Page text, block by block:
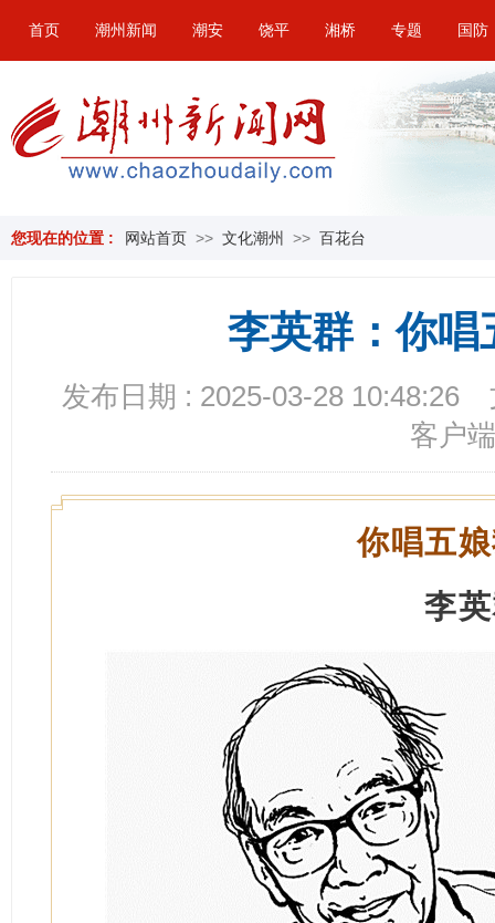
首页 潮州新闻 潮安 饶平 湘桥 专题 国防
您现在的位置 : 网站首页 >> 文化潮州 >> 百花台
李英群：你唱
发布日期 : 2025-03-28 10:48:26
客户端
你唱五
李